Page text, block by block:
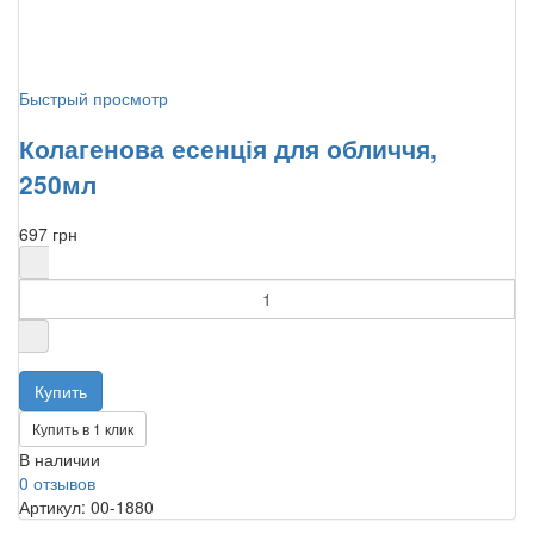
Быстрый просмотр
Колагенова есенція для обличчя,
250мл
697 грн
Купить в 1 клик
В наличии
0 отзывов
Артикул: 00-1880